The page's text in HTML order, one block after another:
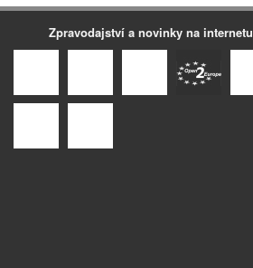
Zpravodajství a novinky na internetu